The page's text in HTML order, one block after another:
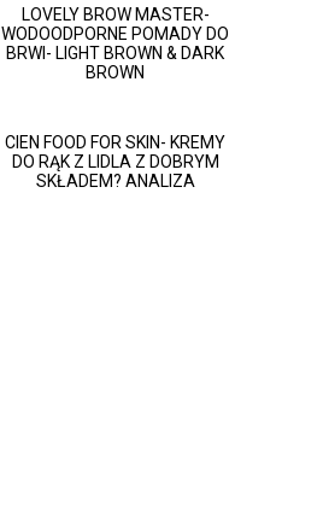
LOVELY BROW MASTER-
WODOODPORNE POMADY DO
BRWI- LIGHT BROWN & DARK
BROWN
CIEN FOOD FOR SKIN- KREMY
DO RĄK Z LIDLA Z DOBRYM
SKŁADEM? ANALIZA